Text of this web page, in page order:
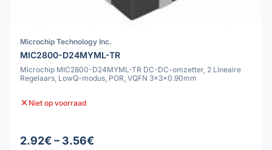
Microchip Technology Inc.
MIC2800-D24MYML-TR
Microchip MIC2800-D24MYML-TR DC-DC-omzetter, 2 Lineaire
Regelaars, LowQ-modus, POR, VQFN 3x3x0.90mm
Niet op voorraad
2.92€ – 3.56€